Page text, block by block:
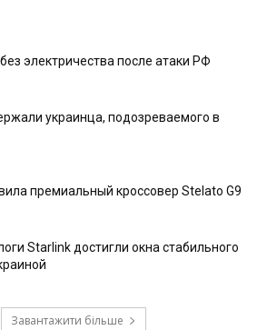
электричества после атаки РФ
украинца, подозреваемого в
премиальный кроссовер Stelato G9
Starlink достигли окна стабильного
Завантажити більше